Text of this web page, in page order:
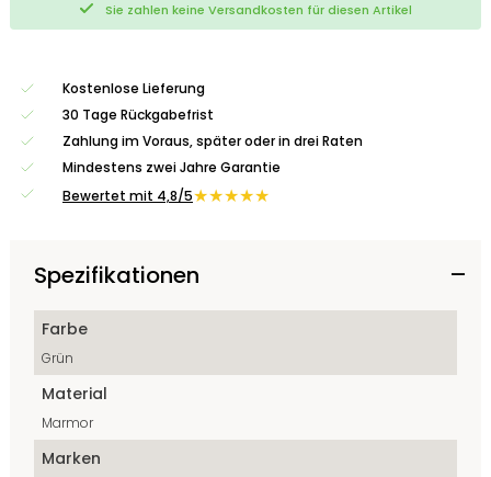
Sie zahlen keine Versandkosten für diesen Artikel
Kostenlose Lieferung
30 Tage Rückgabefrist
Zahlung im Voraus, später oder in drei Raten
Mindestens zwei Jahre Garantie
Bewertet mit 4,8/5★★★★★
Spezifikationen
Farbe
Grün
Material
Marmor
Marken